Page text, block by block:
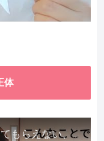
体
【究極の気付き】病院では教えてもらえない、その長年悩んできた痛み、症状、どうして治らないのか？痛みの正体、実際に今すぐ試して知ってほしい。